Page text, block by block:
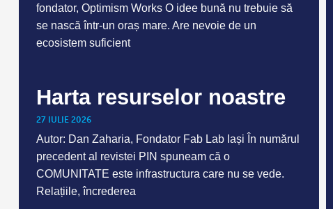
fondator, Optimism Works O idee bună nu trebuie să
se nască într-un oraș mare. Are nevoie de un
ecosistem suficient
Harta resurselor noastre
27 IULIE 2026
Autor: Dan Zaharia, Fondator Fab Lab Iași În numărul
precedent al revistei PIN spuneam că o
COMUNITATE este infrastructura care nu se vede.
Relațiile, încrederea